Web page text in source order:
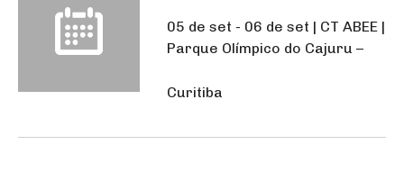
05 de set - 06 de set | CT ABEE |
Parque Olímpico do Cajuru –
Curitiba